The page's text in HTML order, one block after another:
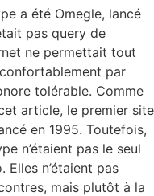
a été Omegle, lancé
pas query de
ne permettait tout
par
tolérable. Comme
article, le premier site
en 1995. Toutefois,
n’étaient pas le seul
n’étaient pas
mais plutôt à la